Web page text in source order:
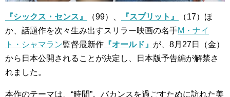
『シックス・センス』 （99）、 『スプリット』
（17）ほ
か、話題作を次々生み出すスリラー映画の名手M・ナイ
ト・シャマラン監督最新作 『オールド』 が、8月27日（金）
から日本公開されることが決定し、日本版予告編が解禁さ
れました。
本作のテーマは、“時間”。バカンスを過ごすために訪れた美